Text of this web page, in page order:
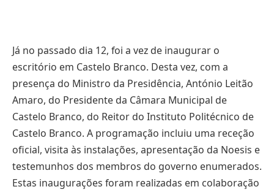
Já no passado dia 12, foi a vez de inaugurar o
escritório em Castelo Branco. Desta vez, com a
presença do Ministro da Presidência, António Leitão
Amaro, do Presidente da Câmara Municipal de
Castelo Branco, do Reitor do Instituto Politécnico de
Castelo Branco. A programação incluiu uma receção
oficial, visita às instalações, apresentação da Noesis e
testemunhos dos membros do governo enumerados.
Estas inaugurações foram realizadas em colaboração